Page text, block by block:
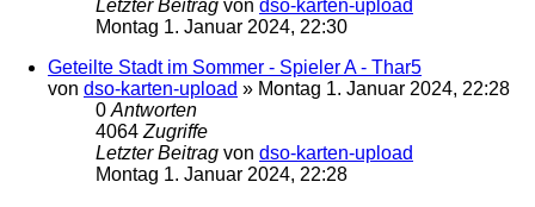
Letzter Beitrag von dso-karten-upload
Montag 1. Januar 2024, 22:30
Geteilte Stadt im Sommer - Spieler A - Thar5
von dso-karten-upload » Montag 1. Januar 2024, 22:28
0Antworten
4064Zugriffe
Letzter Beitrag von dso-karten-upload
Montag 1. Januar 2024, 22:28